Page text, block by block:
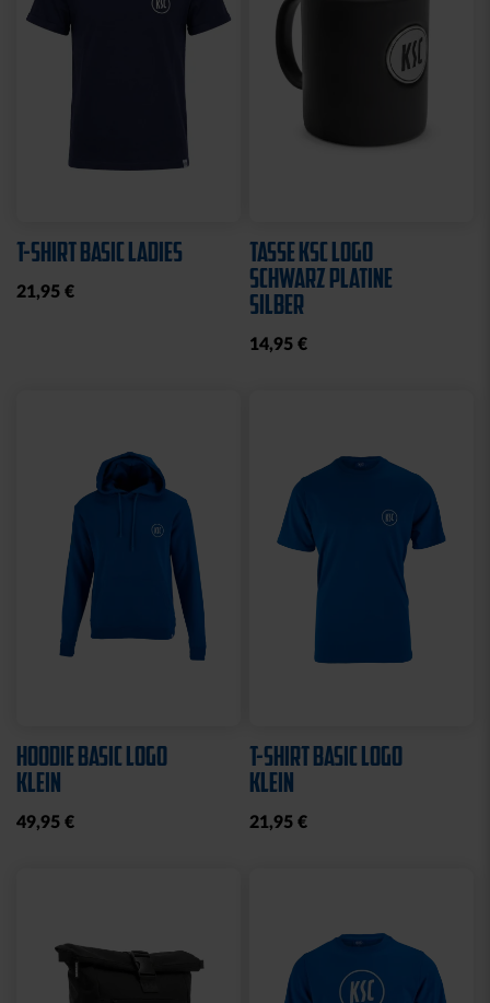
T-SHIRT BASIC LADIES
21,95 €
TASSE KSC LOGO
SCHWARZ PLATINE
SILBER
14,95 €
HOODIE BASIC LOGO
KLEIN
49,95 €
T-SHIRT BASIC LOGO
KLEIN
21,95 €